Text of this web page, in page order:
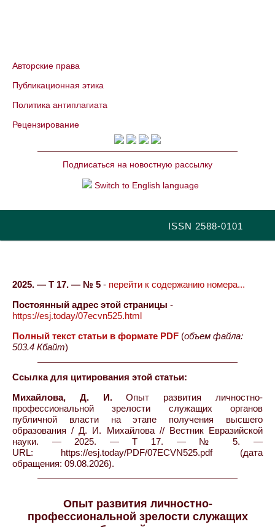
Авторские права
Публикационная этика
Политика антиплагиата
Рецензирование
Подписаться на новостную рассылку
Switch to English language
ISSN 2588-0101
2025. — Т 17. — № 5 - перейти к содержанию номера...
Постоянный адрес этой страницы -
https://esj.today/07ecvn525.html
Полный текст статьи в формате PDF (объем файла:
503.4 Кбайт)
Ссылка для цитирования этой статьи:
Михайлова, Д. И.Опыт развития личностно-
профессиональной зрелости служащих органов
публичной власти на этапе получения высшего
образования / Д. И. Михайлова // Вестник Евразийской
науки. — 2025. — Т 17. — № 5. —
URL: https://esj.today/PDF/07ECVN525.pdf (дата
обращения: 09.08.2026).
Опыт развития личностно-
профессиональной зрелости служащих